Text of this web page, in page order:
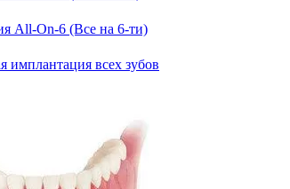
All-On-6 (Все на 6-ти)
имплантация всех зубов